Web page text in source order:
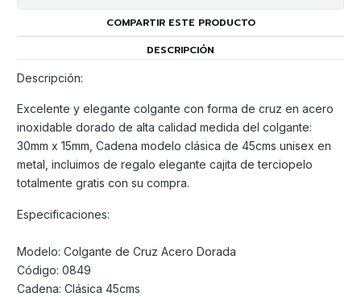
COMPARTIR ESTE PRODUCTO
DESCRIPCIÓN
Descripción:
Excelente y elegante colgante con forma de cruz en acero
inoxidable dorado de alta calidad medida del colgante:
30mm x 15mm, Cadena modelo clásica de 45cms unisex en
metal, incluimos de regalo elegante cajita de terciopelo
totalmente gratis con su compra.
Especificaciones:
Modelo: Colgante de Cruz Acero Dorada
Código: 0849
Cadena: Clásica 45cms